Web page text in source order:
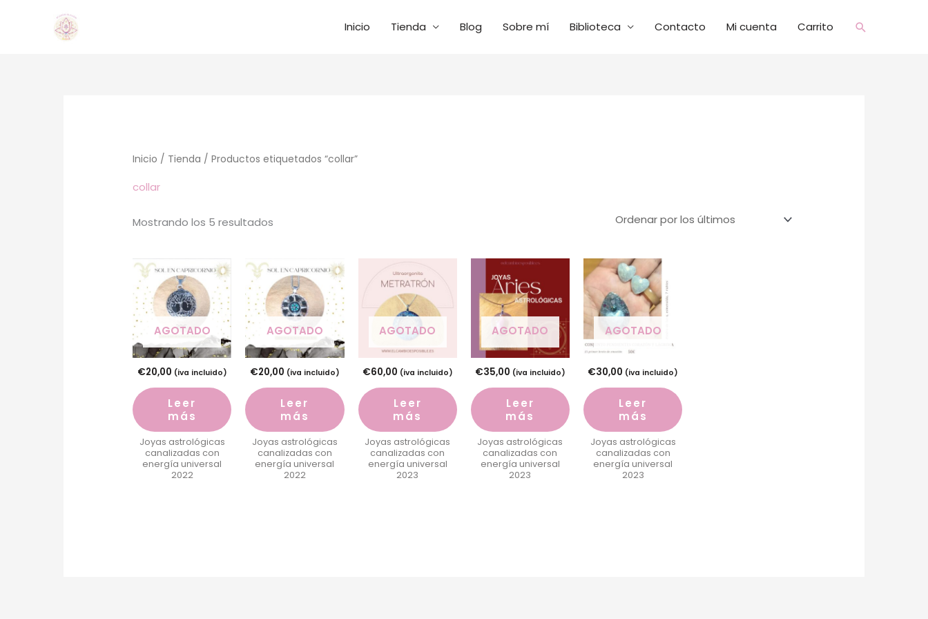
Inicio Tienda Blog Sobre mí Biblioteca Contacto Mi cuenta Carrito Buscar
Inicio / Tienda / Productos etiquetados “collar”
collar
Mostrando los 5 resultados
AGOTADO
€20,00 (iva incluido)
Leer
más
Joyas astrológicas
canalizadas con
energía universal
2022
AGOTADO
€20,00 (iva incluido)
Leer
más
Joyas astrológicas
canalizadas con
energía universal
2022
AGOTADO
€60,00 (iva incluido)
Leer
más
Joyas astrológicas
canalizadas con
energía universal
2023
AGOTADO
€35,00 (iva incluido)
Leer
más
Joyas astrológicas
canalizadas con
energía universal
2023
AGOTADO
€30,00 (iva incluido)
Leer
más
Joyas astrológicas
canalizadas con
energía universal
2023